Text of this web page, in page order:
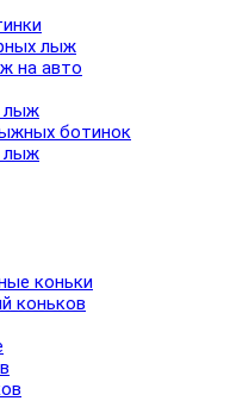
лыж
на авто
лыж
ботинок
лыж
коньки
коньков